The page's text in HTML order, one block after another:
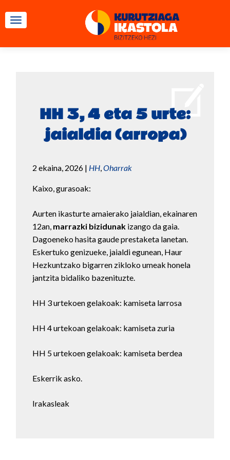
TOGGLE NAVIGATION
HH 3, 4 eta 5 urte:
jaialdia (arropa)
2 ekaina, 2026 | HH,Oharrak
Kaixo, gurasoak:
Aurten ikasturte amaierako jaialdian, ekainaren
12an, marrazki bizidunak izango da gaia.
Dagoeneko hasita gaude prestaketa lanetan.
Eskertuko genizueke, jaialdi egunean, Haur
Hezkuntzako bigarren zikloko umeak honela
jantzita bidaliko bazenituzte.
HH 3 urtekoen gelakoak: kamiseta larrosa
HH 4 urtekoan gelakoak: kamiseta zuria
HH 5 urtekoen gelakoak: kamiseta berdea
Eskerrik asko.
Irakasleak